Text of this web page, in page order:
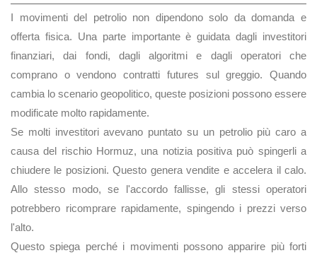
I movimenti del petrolio non dipendono solo da domanda e
offerta fisica. Una parte importante è guidata dagli investitori
finanziari, dai fondi, dagli algoritmi e dagli operatori che
comprano o vendono contratti futures sul greggio. Quando
cambia lo scenario geopolitico, queste posizioni possono essere
modificate molto rapidamente.
Se molti investitori avevano puntato su un petrolio più caro a
causa del rischio Hormuz, una notizia positiva può spingerli a
chiudere le posizioni. Questo genera vendite e accelera il calo.
Allo stesso modo, se l'accordo fallisse, gli stessi operatori
potrebbero ricomprare rapidamente, spingendo i prezzi verso
l'alto.
Questo spiega perché i movimenti possono apparire più forti